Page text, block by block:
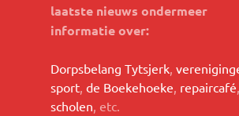
laatste nieuws ondermeer
informatie over:
Dorpsbelang Tytsjerk
sport de Boekehoeke repaircafé
scholen , etc.